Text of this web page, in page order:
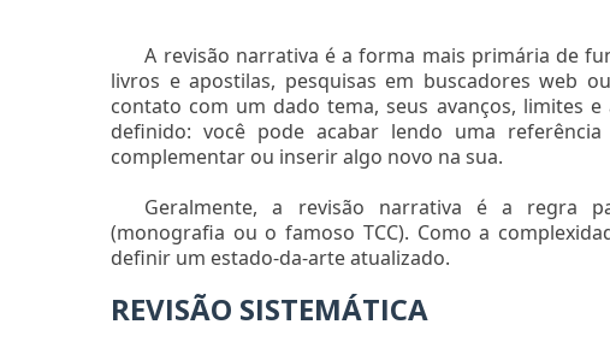
A revisão narrativa é a forma mais primária de
livros e apostilas, pesquisas em buscadores web
contato com um dado tema, seus avanços, limites
definido: você pode acabar lendo uma
complementar ou inserir algo novo na sua.
Geralmente, a revisão narrativa é a regra
(monografia ou o famoso TCC). Como a
definir um estado-da-arte atualizado.
REVISÃO SISTEMÁTICA